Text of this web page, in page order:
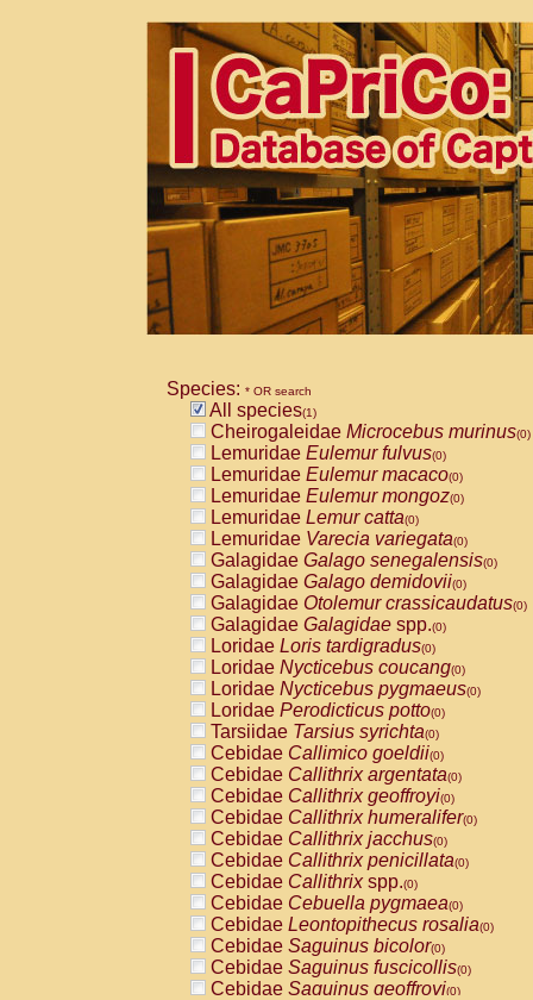
Species: * OR search
All species(1)
Cheirogaleidae Microcebus murinus(0)
Lemuridae Eulemur fulvus(0)
Lemuridae Eulemur macaco(0)
Lemuridae Eulemur mongoz(0)
Lemuridae Lemur catta(0)
Lemuridae Varecia variegata(0)
Galagidae Galago senegalensis(0)
Galagidae Galago demidovii(0)
Galagidae Otolemur crassicaudatus(0)
Galagidae Galagidae spp.(0)
Loridae Loris tardigradus(0)
Loridae Nycticebus coucang(0)
Loridae Nycticebus pygmaeus(0)
Loridae Perodicticus potto(0)
Tarsiidae Tarsius syrichta(0)
Cebidae Callimico goeldii(0)
Cebidae Callithrix argentata(0)
Cebidae Callithrix geoffroyi(0)
Cebidae Callithrix humeralifer(0)
Cebidae Callithrix jacchus(0)
Cebidae Callithrix penicillata(0)
Cebidae Callithrixspp.(0)
Cebidae Cebuella pygmaea(0)
Cebidae Leontopithecus rosalia(0)
Cebidae Saguinus bicolor(0)
Cebidae Saguinus fuscicollis(0)
Cebidae Saguinus geoffroyi(0)